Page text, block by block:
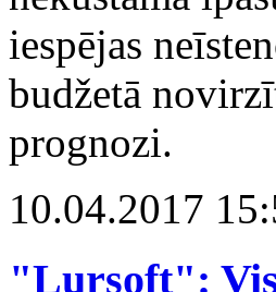
iespējas
budžetā
prognozi.
10.04.2017
"Lursoft":